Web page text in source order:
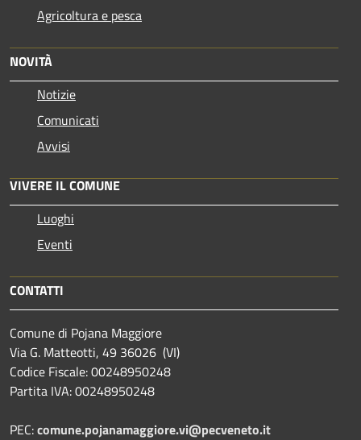
Agricoltura e pesca
NOVITÀ
Notizie
Comunicati
Avvisi
VIVERE IL COMUNE
Luoghi
Eventi
CONTATTI
Comune di Pojana Maggiore
Via G. Matteotti, 49 36026 (VI)
Codice Fiscale: 00248950248
Partita IVA: 00248950248
PEC:comune.pojanamaggiore.vi@pecveneto.it